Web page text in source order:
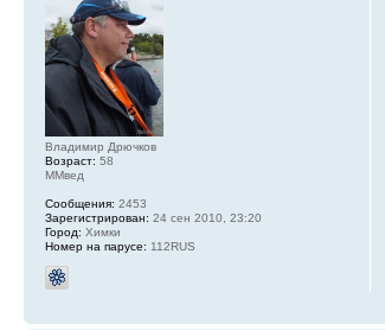
Владимир Дрючков
Возраст: 58
ММвед
Сообщения: 2453
Зарегистрирован: 24 сен 2010, 23:20
Город: Химки
Номер на парусе: 112RUS